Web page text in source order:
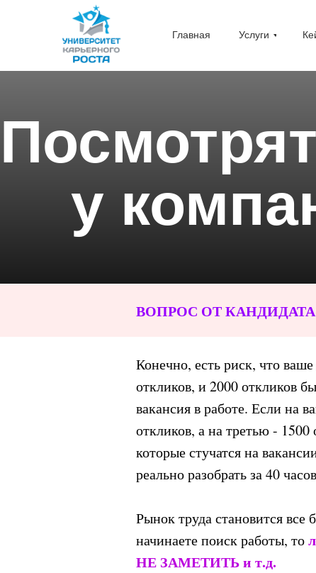
Главная Услуги
у
ВОПРОС ОТ
Конечно, есть риск, что
откликов, и 2000 откликов
вакансия в работе. Если на
откликов, а на третью -
которые стучатся на
реально разобрать за 40
Рынок труда становится
начинаете поиск работы, то
НЕ ЗАМЕТИТЬ и т.д.